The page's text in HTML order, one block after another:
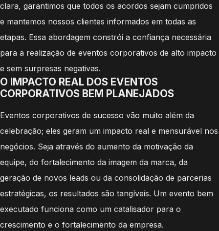
clara, garantimos que todos os acordos sejam cumpridos
e mantemos nossos clientes informados em todas as
etapas. Essa abordagem constrói a confiança necessária
para a realização de eventos corporativos de alto impacto
e sem surpresas negativas.
O IMPACTO REAL DOS EVENTOS
CORPORATIVOS BEM PLANEJADOS
Eventos corporativos de sucesso vão muito além da
celebração; eles geram um impacto real e mensurável nos
negócios. Seja através do aumento da motivação da
equipe, do fortalecimento da imagem da marca, da
geração de novos leads ou da consolidação de parcerias
estratégicas, os resultados são tangíveis. Um evento bem
executado funciona como um catalisador para o
crescimento e o fortalecimento da empresa.